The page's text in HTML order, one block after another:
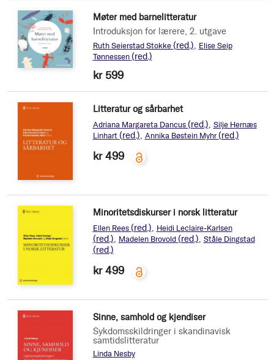
Møter med barnelitteratur
Introduksjon for lærere, 2. utgave
Ruth Seierstad Stokke (red.)
Elise Seip
Tønnessen (red.)
kr 599
Litteratur og sårbarhet
Adriana Margareta Dancus (red.) Silje Hernæs
Linhart (red.) Annika Bøstein Myhr (red.)
kr 499
Minoritetsdiskurser i norsk litteratur
Ellen Rees (red.) Heidi Leclaire-Karlsen
(red.) Madelen Brovold (red.) Ståle Dingstad
(red.)
kr 499
Sinne, samhold og kjendiser
Sykdomsskildringer i skandinavisk
samtidslitteratur
Linda Nesby